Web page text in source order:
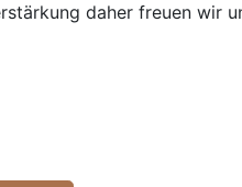
daher freuen wir